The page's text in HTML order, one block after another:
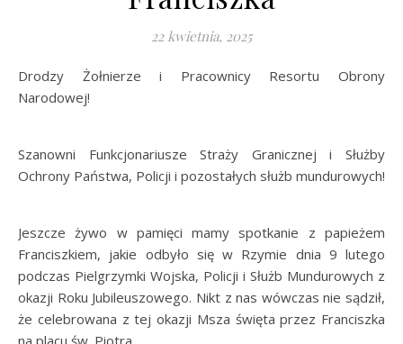
22 kwietnia, 2025
Drodzy Żołnierze i Pracownicy Resortu Obrony
Narodowej!
Szanowni Funkcjonariusze Straży Granicznej i Służby
Ochrony Państwa, Policji i pozostałych służb mundurowych!
Jeszcze żywo w pamięci mamy spotkanie z papieżem
Franciszkiem, jakie odbyło się w Rzymie dnia 9 lutego
podczas Pielgrzymki Wojska, Policji i Służb Mundurowych z
okazji Roku Jubileuszowego. Nikt z nas wówczas nie sądził,
że celebrowana z tej okazji Msza święta przez Franciszka
na placu św. Piotra